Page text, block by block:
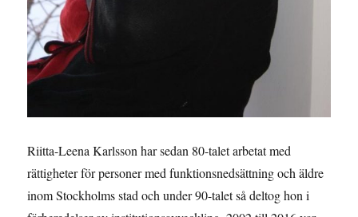
Riitta-Leena Karlsson har sedan 80-talet arbetat med
rättigheter för personer med funktionsnedsättning och äldre
inom Stockholms stad och under 90-talet så deltog hon i